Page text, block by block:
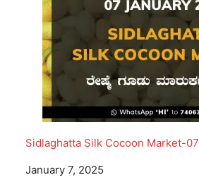
Sidlaghatta Silk Cocoon Market-
Date
January 7, 2025